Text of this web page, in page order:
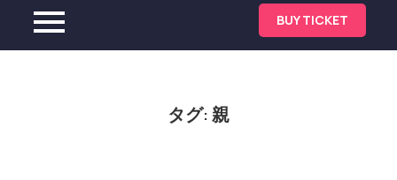
BUY TICKET
タグ:親